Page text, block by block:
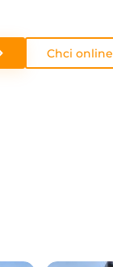
Chci